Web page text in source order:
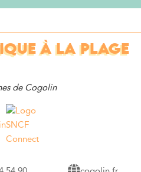
À LA PLAGE
de Cogolin